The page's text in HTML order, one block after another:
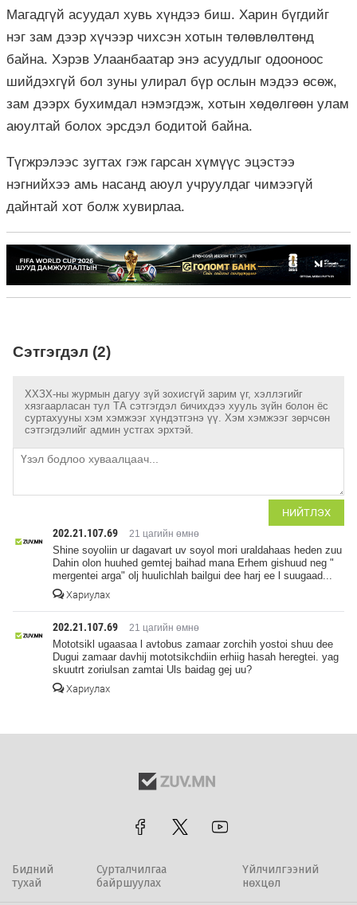
Магадгүй асуудал хувь хүндээ биш. Харин бүгдийг
нэг зам дээр хүчээр чихсэн хотын төлөвлөлтөнд
байна. Хэрэв Улаанбаатар энэ асуудлыг одооноос
шийдэхгүй бол зуны улирал бүр ослын мэдээ өсөж,
зам дээрх бухимдал нэмэгдэж, хотын хөдөлгөөн улам
аюултай болох эрсдэл бодитой байна.
Түгжрэлээс зугтах гэж гарсан хүмүүс эцэстээ
нэгнийхээ амь насанд аюул учруулдаг чимээгүй
дайнтай хот болж хувирлаа.
Сэтгэгдэл (2)
ХХЗХ-ны журмын дагуу зүй зохисгүй зарим үг, хэллэгийг
хязгаарласан тул ТА сэтгэгдэл бичихдээ хууль зүйн болон ёс
суртахууны хэм хэмжээг хүндэтгэнэ үү. Хэм хэмжээг зөрчсөн
сэтгэгдэлийг админ устгах эрхтэй.
НИЙТЛЭХ
202.21.107.69 21 цагийн өмнө
Shine soyoliin ur dagavart uv soyol mori uraldahaas heden zuu
Dahin olon huuhed gemtej baihad mana Erhem gishuud neg "
mergentei arga" olj huulichlah bailgui dee harj ee l suugaad...
Хариулах
202.21.107.69 21 цагийн өмнө
Mototsikl ugaasaa l avtobus zamaar zorchih yostoi shuu dee
Dugui zamaar davhij mototsikchdiin erhiig hasah heregtei. yag
skuutrt zoriulsan zamtai Uls baidag gej uu?
Хариулах
Бидний
тухай
Сурталчилгаа
байршуулах
Үйлчилгээний
нөхцөл